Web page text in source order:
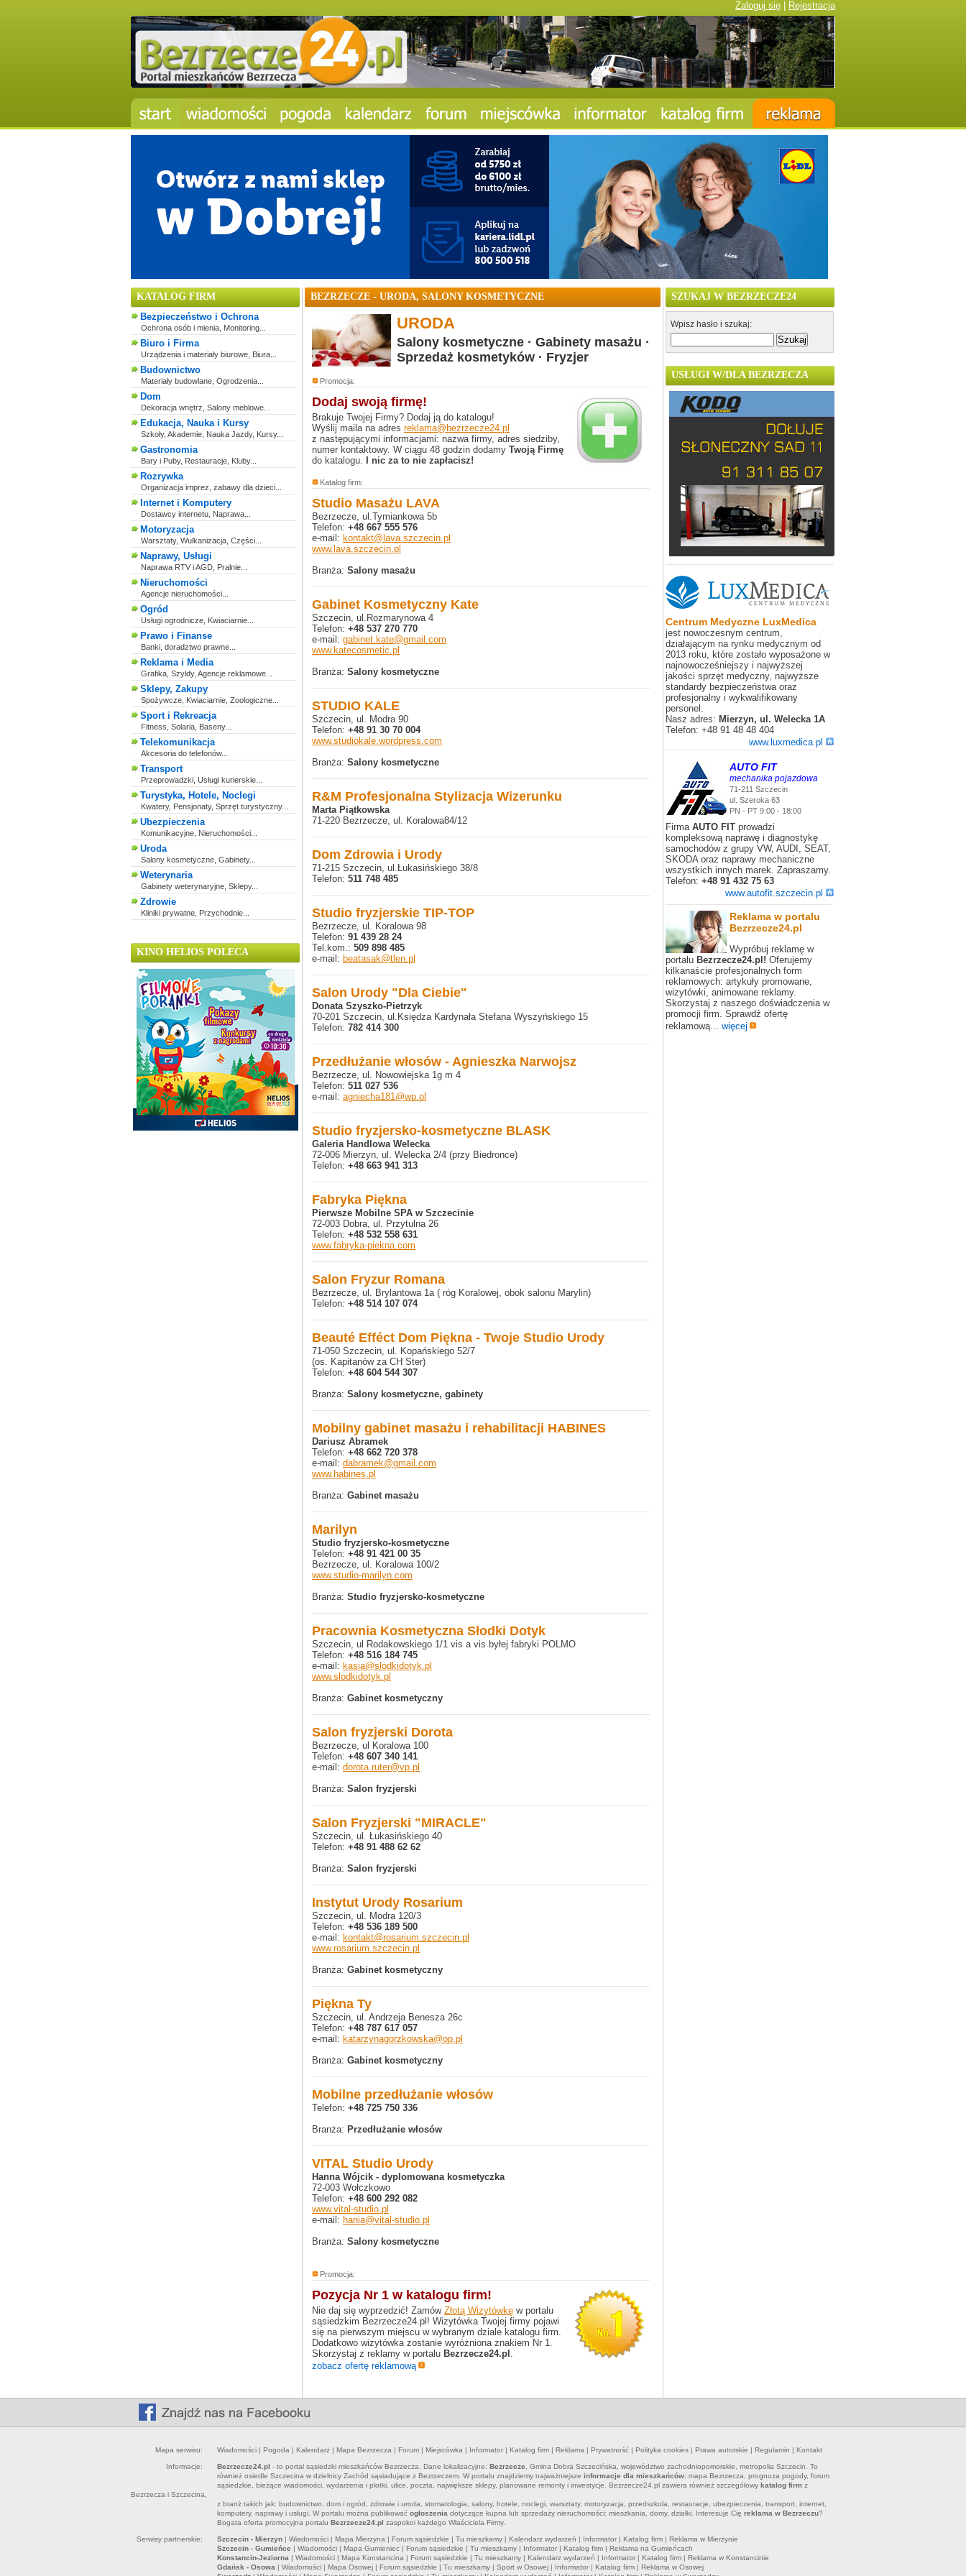
Zaloguj się Rejestracja
KATALOG FIRM
Bezpieczeństwo i Ochrona
Ochrona osób i mienia, Monitoring...
Biuro i Firma
Urządzenia i materiały biurowe, Biura...
Budownictwo
Materiały budowlane, Ogrodzenia...
Dom
Dekoracja wnętrz, Salony meblowe...
Edukacja, Nauka i Kursy
Szkoły, Akademie, Nauka Jazdy, Kursy...
Gastronomia
Bary i Puby, Restauracje, Kluby...
Rozrywka
Organizacja imprez, zabawy dla dzieci...
Internet i Komputery
Dostawcy internetu, Naprawa...
Motoryzacja
Warsztaty, Wulkanizacja, Części...
Naprawy, Usługi
Naprawa RTV i AGD, Pralnie...
Nieruchomości
Agencje nieruchomości...
Ogród
Usługi ogrodnicze, Kwiaciarnie...
Prawo i Finanse
Banki, doradztwo prawne...
Reklama i Media
Grafika, Szyldy, Agencje reklamowe...
Sklepy, Zakupy
Spożywcze, Kwiaciarnie, Zoologiczne...
Sport i Rekreacja
Fitness, Solaria, Baseny...
Telekomunikacja
Akcesoria do telefonów...
Transport
Przeprowadzki, Usługi kurierskie...
Turystyka, Hotele, Noclegi
Kwatery, Pensjonaty, Sprzęt turystyczny...
Ubezpieczenia
Komunikacyjne, Nieruchomości...
Uroda
Salony kosmetyczne, Gabinety...
Weterynaria
Gabinety weterynaryjne, Sklepy...
Zdrowie
Kliniki prywatne, Przychodnie...
KINO HELIOS POLECA
BEZRZECZE - URODA, SALONY KOSMETYCZNE
URODA
Salony kosmetyczne · Gabinety masażu ·
Sprzedaż kosmetyków · Fryzjer
Promocja:
Dodaj swoją firmę!
Brakuje Twojej Firmy? Dodaj ją do katalogu!
Wyślij maila na adres reklama@bezrzecze24.pl
z następującymi informacjami: nazwa firmy, adres siedziby,
numer kontaktowy. W ciągu 48 godzin dodamy Twoją Firmę
do katalogu.
I nic za to nie zapłacisz!
Katalog firm:
Studio Masażu LAVA
Bezrzecze, ul.Tymiankowa 5b
Telefon: +48 667 555 576
e-mail: kontakt@lava.szczecin.pl
www.lava.szczecin.pl
Branża: Salony masażu
Gabinet Kosmetyczny Kate
Szczecin, ul.Rozmarynowa 4
Telefon: +48 537 270 770
e-mail: gabinet.kate@gmail.com
www.katecosmetic.pl
Branża: Salony kosmetyczne
STUDIO KALE
Szczecin, ul. Modra 90
Telefon: +48 91 30 70 004
www.studiokale.wordpress.com
Branża: Salony kosmetyczne
R&M Profesjonalna Stylizacja Wizerunku
Marta Piątkowska
71-220 Bezrzecze, ul. Koralowa84/12
Dom Zdrowia i Urody
71-215 Szczecin, ul.Łukasińskiego 38/8
Telefon: 511 748 485
Studio fryzjerskie TIP-TOP
Bezrzecze, ul. Koralowa 98
Telefon: 91 439 28 24
Tel.kom.: 509 898 485
e-mail: beatasak@tlen.pl
Salon Urody "Dla Ciebie"
Donata Szyszko-Pietrzyk
70-201 Szczecin, ul.Księdza Kardynała Stefana Wyszyńskiego 15
Telefon: 782 414 300
Przedłużanie włosów - Agnieszka Narwojsz
Bezrzecze, ul. Nowowiejska 1g m 4
Telefon: 511 027 536
e-mail: agniecha181@wp.pl
Studio fryzjersko-kosmetyczne BLASK
Galeria Handlowa Welecka
72-006 Mierzyn, ul. Welecka 2/4 (przy Biedronce)
Telefon: +48 663 941 313
Fabryka Piękna
Pierwsze Mobilne SPA w Szczecinie
72-003 Dobra, ul. Przytulna 26
Telefon: +48 532 558 631
www.fabryka-piekna.com
Salon Fryzur Romana
Bezrzecze, ul. Brylantowa 1a ( róg Koralowej, obok salonu Marylin)
Telefon: +48 514 107 074
Beauté Efféct Dom Piękna - Twoje Studio Urody
71-050 Szczecin, ul. Kopańskiego 52/7
(os. Kapitanów za CH Ster)
Telefon: +48 604 544 307
Branża: Salony kosmetyczne, gabinety
Mobilny gabinet masażu i rehabilitacji HABINES
Dariusz Abramek
Telefon: +48 662 720 378
e-mail: dabramek@gmail.com
www.habines.pl
Branża: Gabinet masażu
Marilyn
Studio fryzjersko-kosmetyczne
Telefon: +48 91 421 00 35
Bezrzecze, ul. Koralowa 100/2
www.studio-marilyn.com
Branża: Studio fryzjersko-kosmetyczne
Pracownia Kosmetyczna Słodki Dotyk
Szczecin, ul Rodakowskiego 1/1 vis a vis byłej fabryki POLMO
Telefon: +48 516 184 745
e-mail: kasia@slodkidotyk.pl
www.slodkidotyk.pl
Branża: Gabinet kosmetyczny
Salon fryzjerski Dorota
Bezrzecze, ul Koralowa 100
Telefon: +48 607 340 141
e-mail: dorota.ruter@vp.pl
Branża: Salon fryzjerski
Salon Fryzjerski "MIRACLE"
Szczecin, ul. Łukasińskiego 40
Telefon: +48 91 488 62 62
Branża: Salon fryzjerski
Instytut Urody Rosarium
Szczecin, ul. Modra 120/3
Telefon: +48 536 189 500
e-mail: kontakt@rosarium.szczecin.pl
www.rosarium.szczecin.pl
Branża: Gabinet kosmetyczny
Piękna Ty
Szczecin, ul. Andrzeja Benesza 26c
Telefon: +48 787 617 057
e-mail: katarzynagorzkowska@op.pl
Branża: Gabinet kosmetyczny
Mobilne przedłużanie włosów
Telefon: +48 725 750 336
Branża: Przedłużanie włosów
VITAL Studio Urody
Hanna Wójcik - dyplomowana kosmetyczka
72-003 Wołczkowo
Telefon: +48 600 292 082
www.vital-studio.pl
e-mail: hania@vital-studio.pl
Branża: Salony kosmetyczne
Promocja:
Pozycja Nr 1 w katalogu firm!
Nie daj się wyprzedzić! Zamów Złotą Wizytówkę w portalu
sąsiedzkim Bezrzecze24.pl! Wizytówka Twojej firmy pojawi
się na pierwszym miejscu w wybranym dziale katalogu firm.
Dodatkowo wizytówka zostanie wyróżniona znakiem Nr 1.
Skorzystaj z reklamy w portalu Bezrzecze24.pl .
zobacz ofertę reklamową
SZUKAJ W BEZRZECZE24
Wpisz hasło i szukaj:
USŁUGI W/DLA BEZRZECZA
Centrum Medyczne LuxMedica
jest nowoczesnym centrum,
działającym na rynku medycznym od
2013 roku, które zostało wyposażone w
najnowocześniejszy i najwyższej
jakości sprzęt medyczny, najwyższe
standardy bezpieczeństwa oraz
profesjonalny i wykwalifikowany
personel.
Nasz adres: Mierzyn, ul. Welecka 1A
Telefon: +48 91 48 48 404
www.luxmedica.pl
AUTO FIT
mechanika pojazdowa
71-211 Szczecin
ul. Szeroka 63
PN - PT 9:00 - 18:00
Firma AUTO FIT prowadzi
kompleksową naprawę i diagnostykę
samochodów z grupy VW, AUDI, SEAT,
SKODA oraz naprawy mechaniczne
wszystkich innych marek. Zapraszamy.
Telefon: +48 91 432 75 63
www.autofit.szczecin.pl
Reklama w portalu
Bezrzecze24.pl
Wypróbuj reklamę w
portalu Bezrzecze24.pl! Oferujemy
kilkanaście profesjonalnych form
reklamowych: artykuły promowane,
wizytówki, animowane reklamy.
Skorzystaj z naszego doświadczenia w
promocji firm. Sprawdź ofertę
reklamową... więcej
Mapa serwisu: Wiadomości | Pogoda | Kalendarz | Mapa Bezrzecza | Forum | Miejscówka | Informator | Katalog firm | Reklama | Prywatność | Polityka cookies | Prawa autorskie | Regulamin | Kontakt
Informacje: Bezrzecze24.pl - to portal sąsiedzki mieszkańców Bezrzecza. Dane lokalizacyjne: Bezrzecze , Gmina Dobra Szczecińska, województwo zachodniopomorskie, metropolia Szczecin. To
również osiedle Szczecina w dzielnicy Zachód sąsiadujące z Bezrzeczem. W portalu znajdziemy najważniejsze informacje dla mieszkańców: mapa Bezrzecza, prognoza pogody, forum
sąsiedzkie, bieżące wiadomości, wydarzenia i plotki, ulice, poczta, największe sklepy, planowane remonty i inwestycje. Bezrzecze24.pl zawiera również szczegółowy katalog firm z
Bezrzecza i Szczecina,
z branż takich jak: budownictwo, dom i ogród, zdrowie i uroda, stomatologia, salony, hotele, noclegi, warsztaty, motoryzacja, przedszkola, restauracje, ubezpieczenia, transport, internet,
komputery, naprawy i usługi. W portalu można publikować ogłoszenia dotyczące kupna lub sprzedaży nieruchomości: mieszkania, domy, działki. Interesuje Cię reklama w Bezrzeczu?
Bogata oferta promocyjna portalu Bezrzecze24.pl zaspokoi każdego Właściciela Firmy.
Serwisy partnerskie: Szczecin - Mierzyn | Wiadomości | Mapa Mierzyna | Forum sąsiedzkie | Tu mieszkamy | Kalendarz wydarzeń | Informator | Katalog firm | Reklama w Mierzynie
Szczecin - Gumieńce | Wiadomości | Mapa Gumieniec | Forum sąsiedzkie | Tu mieszkamy | Informator | Katalog firm | Reklama na Gumieńcach
Konstancin-Jeziorna | Wiadomości | Mapa Konstancina | Forum sąsiedzkie | Tu mieszkamy | Kalendarz wydarzeń | Informator | Katalog firm | Reklama w Konstancinie
Gdańsk - Osowa | Wiadomości | Mapa Osowej | Forum sąsiedzkie | Tu mieszkamy | Sport w Osowej | Informator | Katalog firm | Reklama w Osowej